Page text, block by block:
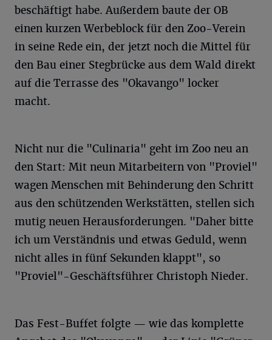
beschäftigt habe. Außerdem baute der OB
einen kurzen Werbeblock für den Zoo-Verein
in seine Rede ein, der jetzt noch die Mittel für
den Bau einer Stegbrücke aus dem Wald direkt
auf die Terrasse des "Okavango" locker
macht.
Nicht nur die "Culinaria" geht im Zoo neu an
den Start: Mit neun Mitarbeitern von "Proviel"
wagen Menschen mit Behinderung den Schritt
aus den schützenden Werkstätten, stellen sich
mutig neuen Herausforderungen. "Daher bitte
ich um Verständnis und etwas Geduld, wenn
nicht alles in fünf Sekunden klappt", so
"Proviel"-Geschäftsführer Christoph Nieder.
Das Fest-Buffet folgte — wie das komplette